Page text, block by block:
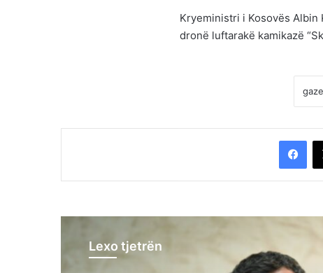
Kryeministri i Kosovës
dronë luftarakë kamikazë
Lexo tjetrën